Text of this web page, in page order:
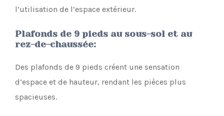
l’utilisation de l’espace extérieur.
Plafonds de 9 pieds au sous-sol et au
rez-de-chaussée:
Des plafonds de 9 pieds créent une sensation
d’espace et de hauteur, rendant les pièces plus
spacieuses.